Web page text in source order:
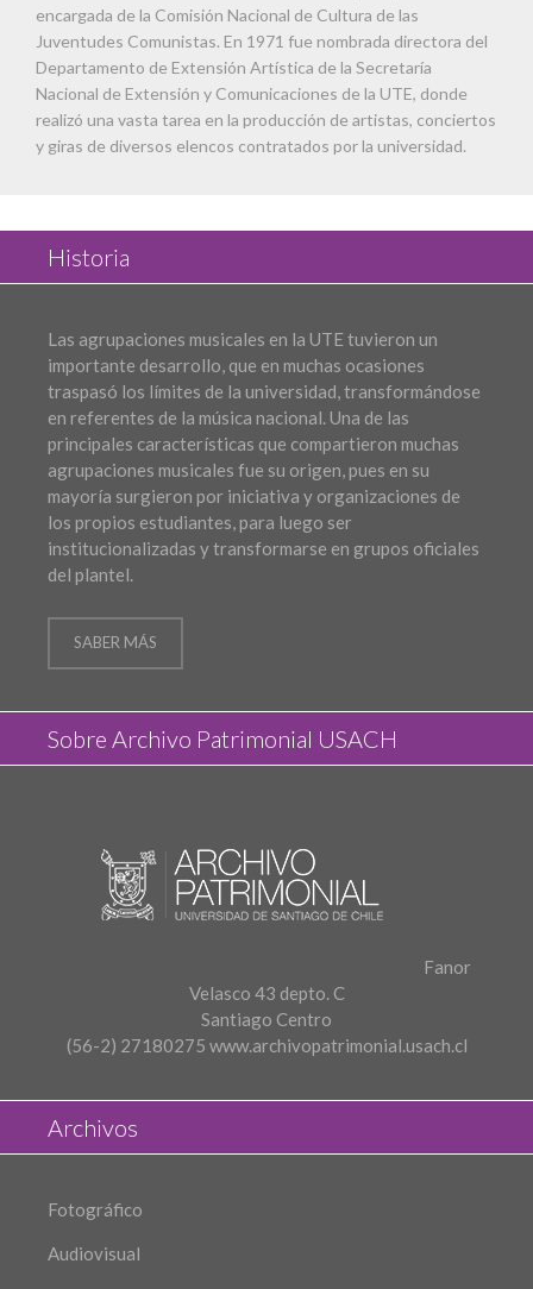
encargada de la Comisión Nacional de Cultura de las
Juventudes Comunistas. En 1971 fue nombrada directora del
Departamento de Extensión Artística de la Secretaría
Nacional de Extensión y Comunicaciones de la UTE, donde
realizó una vasta tarea en la producción de artistas, conciertos
y giras de diversos elencos contratados por la universidad.
Historia
Las agrupaciones musicales en la UTE tuvieron un
importante desarrollo, que en muchas ocasiones
traspasó los límites de la universidad, transformándose
en referentes de la música nacional. Una de las
principales características que compartieron muchas
agrupaciones musicales fue su origen, pues en su
mayoría surgieron por iniciativa y organizaciones de
los propios estudiantes, para luego ser
institucionalizadas y transformarse en grupos oficiales
del plantel.
SABER MÁS
Sobre Archivo Patrimonial USACH
Fanor
Velasco 43 depto. C
Santiago Centro
(56-2) 27180275 www.archivopatrimonial.usach.cl
Archivos
Fotográfico
Audiovisual